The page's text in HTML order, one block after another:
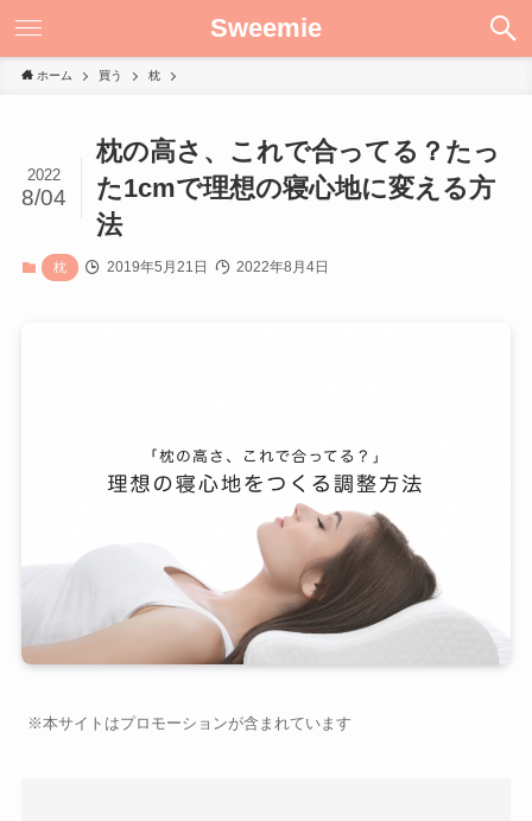
Sweemie
ホーム 買う 枕
枕の高さ、これで合ってる？たっ
た1cmで理想の寝心地に変える方
法
2022
8/04
枕 2019年5月21日 2022年8月4日
※本サイトはプロモーションが含まれています